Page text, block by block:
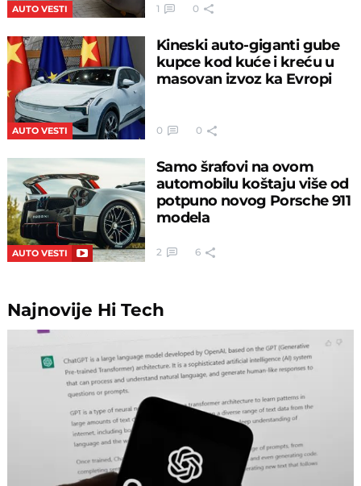
AUTO VESTI 1 0
AUTO VESTI
Kineski auto-giganti gube
kupce kod kuće i kreću u
masovan izvoz ka Evropi
0 0
AUTO VESTI
Samo šrafovi na ovom
automobilu koštaju više od
potpuno novog Porsche 911
modela
2 6
Najnovije Hi Tech